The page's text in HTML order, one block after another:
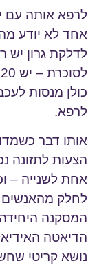
לרפא אותה עם
אחד לא יודע
לדלקת גרון יש
כולן מנסות
לרפא.
אותו דבר
הצעות לתזונה
אחת לשנייה –
לחלק
המסקנה
הדיאטה
נושא קריטי